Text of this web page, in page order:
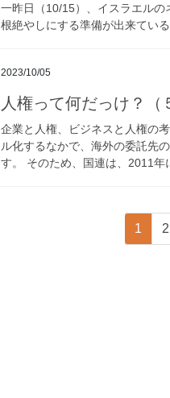
一昨日（10/15）、イスラエル
根絶やしにする準備が出来てい
2023/10/05
人権って何だっけ？（
企業と人権、ビジネスと人権の
ル化するなかで、海外の委託先
す。 そのため、国連は、2011
ペ
ー
1
ペ
2